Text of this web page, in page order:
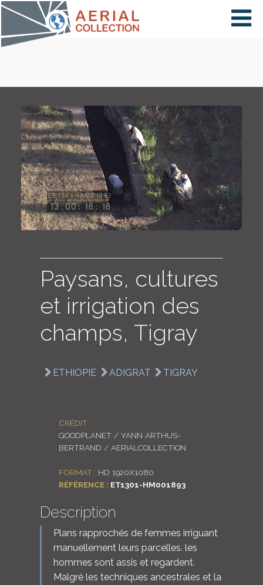
×
PAYS
CARTE
COLLECTIONS
LOGIN
ENGLISH
Paysans, cultures
et irrigation des
champs, Tigray
ETHIOPIE ADIGRAT TIGRAY
CRÉDIT :
GOODPLANET / YANN ARTHUS-
BERTRAND / AERIALCOLLECTION
FORMAT : HD 1920X1080
RÉFÉRENCE : ET1301-HM001893
Description
Plans rapprochés de femmes irriguant
manuellement leurs parcelles. les
hommes sont assis et regardent.
Malgré les techniques ancestrales et la